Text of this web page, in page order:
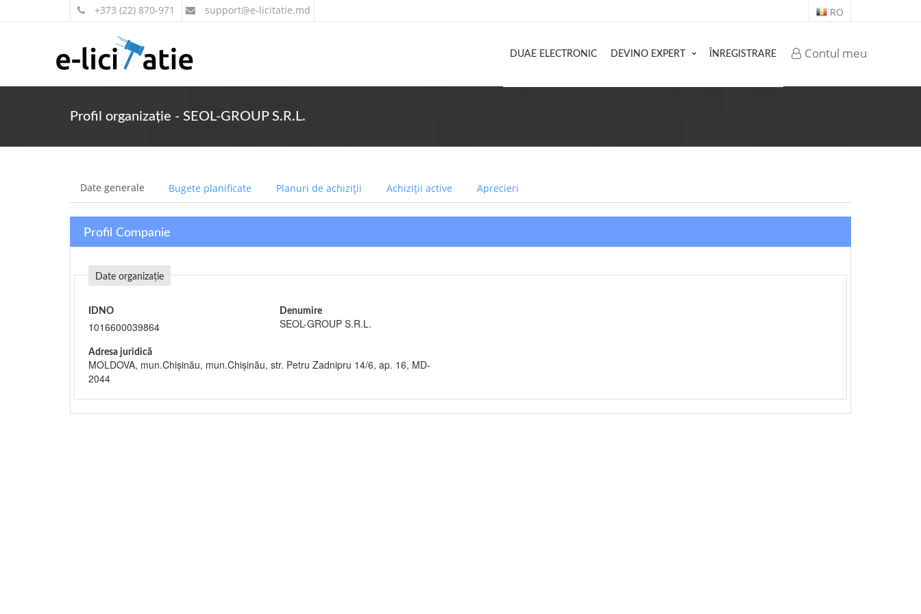
+373 (22) 870-971 support@e-licitatie.md RO
Contul meu
DUAE ELECTRONIC DEVINO EXPERT ÎNREGISTRARE
Profil organizație - SEOL-GROUP S.R.L.
Date generale Bugete planificate Planuri de achiziții Achiziții active Aprecieri
Profil Companie
Date organizație
IDNO
1016600039864
Denumire
SEOL-GROUP S.R.L.
Adresa juridică
MOLDOVA, mun.Chişinău, mun.Chişinău, str. Petru Zadnipru 14/6, ap. 16, MD-
2044